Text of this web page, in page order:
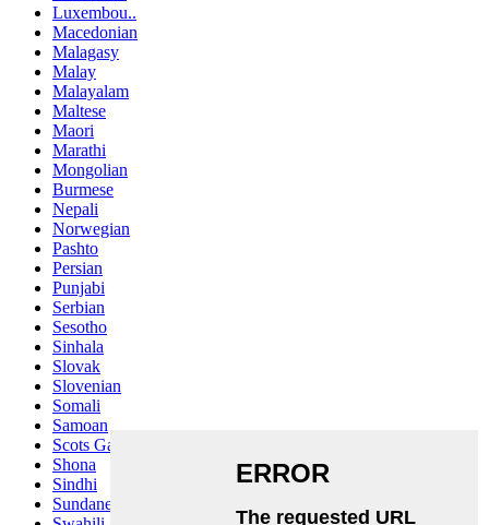
Luxembou..
Macedonian
Malagasy
Malay
Malayalam
Maltese
Maori
Marathi
Mongolian
Burmese
Nepali
Norwegian
Pashto
Persian
Punjabi
Serbian
Sesotho
Sinhala
Slovak
Slovenian
Somali
Samoan
Scots Gaelic
Shona
Sindhi
Sundanese